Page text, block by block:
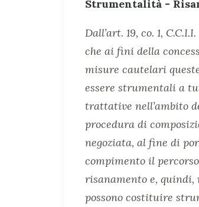
Strumentalità -
Dall’art. 19, co. 1,
che ai fini della
misure cautelari
essere strumentali a
trattative nell’ambito
procedura di
negoziata, al fine di
compimento il
risanamento e, quindi,
possono costituire